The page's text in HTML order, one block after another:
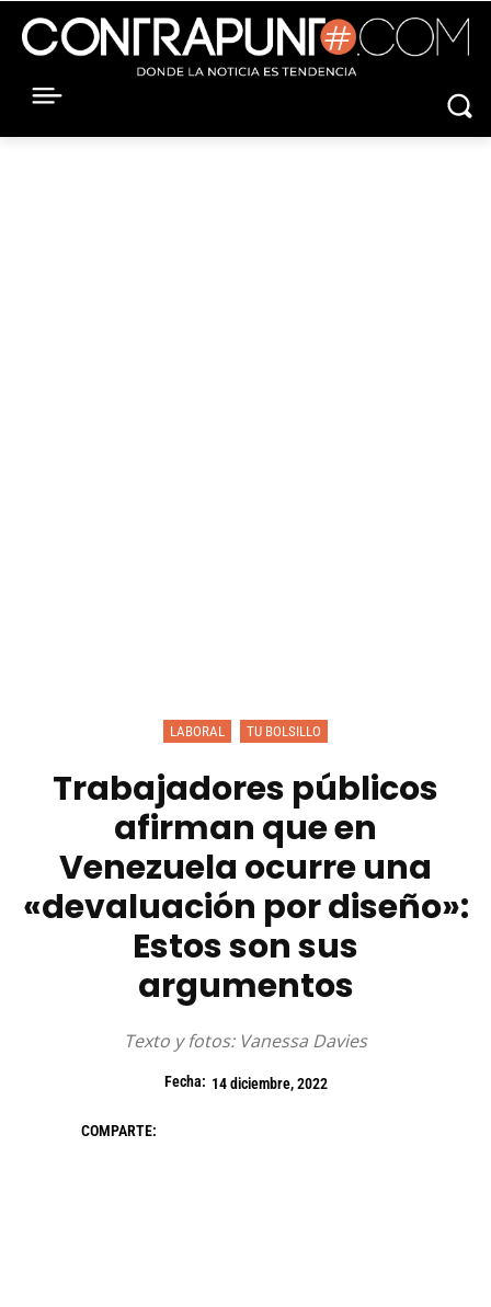
LABORAL TU BOLSILLO
Trabajadores públicos
afirman que en
Venezuela ocurre una
«devaluación por diseño»:
Estos son sus
argumentos
Texto y fotos: Vanessa Davies
Fecha: 14 diciembre, 2022
COMPARTE: